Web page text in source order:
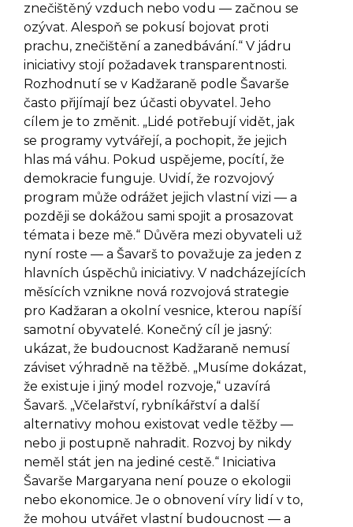
znečištěný vzduch nebo vodu — začnou se
ozývat. Alespoň se pokusí bojovat proti
prachu, znečištění a zanedbávání.“ V jádru
iniciativy stojí požadavek transparentnosti.
Rozhodnutí se v Kadžaraně podle Šavarše
často přijímají bez účasti obyvatel. Jeho
cílem je to změnit. „Lidé potřebují vidět, jak
se programy vytvářejí, a pochopit, že jejich
hlas má váhu. Pokud uspějeme, pocítí, že
demokracie funguje. Uvidí, že rozvojový
program může odrážet jejich vlastní vizi — a
později se dokážou sami spojit a prosazovat
témata i beze mě.“ Důvěra mezi obyvateli už
nyní roste — a Šavarš to považuje za jeden z
hlavních úspěchů iniciativy. V nadcházejících
měsících vznikne nová rozvojová strategie
pro Kadžaran a okolní vesnice, kterou napíší
samotní obyvatelé. Konečný cíl je jasný:
ukázat, že budoucnost Kadžaraně nemusí
záviset výhradně na těžbě. „Musíme dokázat,
že existuje i jiný model rozvoje,“ uzavírá
Šavarš. „Včelařství, rybníkářství a další
alternativy mohou existovat vedle těžby —
nebo ji postupně nahradit. Rozvoj by nikdy
neměl stát jen na jediné cestě.“ Iniciativa
Šavarše Margaryana není pouze o ekologii
nebo ekonomice. Je o obnovení víry lidí v to,
že mohou utvářet vlastní budoucnost — a